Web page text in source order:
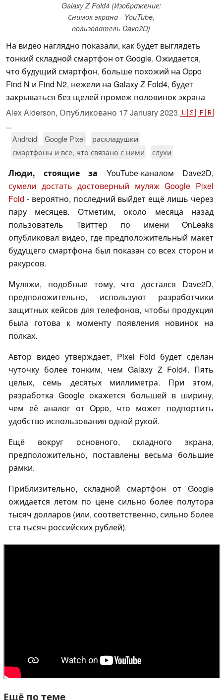
Galaxy Z Fold4 (Изображение:
Снимок экрана - YouTube,
пользователь Dave2D)
На видео наглядно показали, как будет выглядеть
тонкий складной смартфон от Google. Ожидается,
что будущий смартфон, больше похожий на Oppo
Find N и Find N2, нежели на Galaxy Z Fold4, будет
закрываться без щелей промеж половинок экрана
Alex Alderson, Опубликовано 17 January 2023 🇺🇸🇫🇷
...
Android Google Pixel
раскладушки
смартфоны и всё, что связано с ними
слухи
Люди, стоящие за YouTube-каналом Dave2D,
сумели достать достоверный муляж Google Pixel
Fold - вероятно, последний выйдет ещё лишь через
пару месяцев. Отметим, около месяца назад
пользователь Твиттер по имени OnLeaks
опубликовал видео, где предположительный макет
будущего смартфона был показан со всех сторон и
ракурсов.
Муляжи, подобные тому, что достался Dave2D,
предположительно, используют разработчики
защитных кейсов для телефонов, чтобы продукция
была готова к моменту появления новинок на
полках.
Автор видео утверждает, Pixel Fold будет сделан
чуточку более тонким, чем Galaxy Z Fold4. Пять
целых, семь десятых миллиметра. При этом,
разработка Google окажется большей в ширину,
чем её аналог от Oppo, что может подпортить
удобство использования одной рукой.
Ещё вокруг основного, складного экрана,
предположительно, поставлены весьма большие
рамки.
Приблизительно, складной смартфон от Google
ожидается летом по цене сильно более полутора
тысяч долларов (или, соответственно, сильно более
ста тысяч российских рублей).
Ещё по теме